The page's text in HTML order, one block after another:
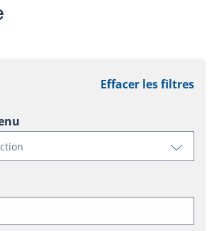
Effacer les filtres
Voir
les